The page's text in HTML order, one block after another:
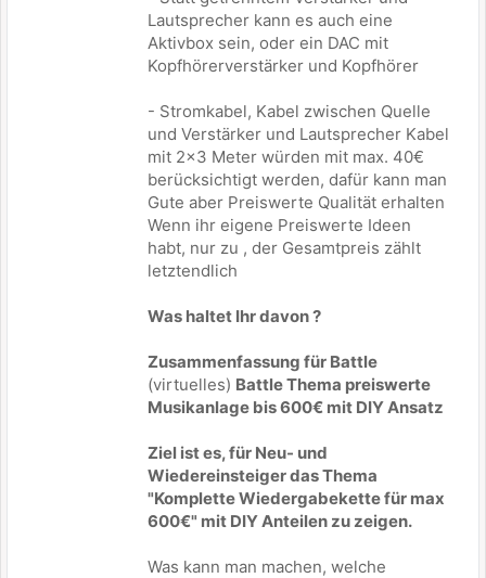
Lautsprecher kann es auch eine
Aktivbox sein, oder ein DAC mit
Kopfhörerverstärker und Kopfhörer
- Stromkabel, Kabel zwischen Quelle
und Verstärker und Lautsprecher Kabel
mit 2x3 Meter würden mit max. 40€
berücksichtigt werden, dafür kann man
Gute aber Preiswerte Qualität erhalten
Wenn ihr eigene Preiswerte Ideen
habt, nur zu , der Gesamtpreis zählt
letztendlich
Was haltet Ihr davon ?
Zusammenfassung für Battle
(virtuelles) Battle Thema preiswerte
Musikanlage bis 600€ mit DIY Ansatz
Ziel ist es, für Neu- und
Wiedereinsteiger das Thema
"Komplette Wiedergabekette für max
600€" mit DIY Anteilen zu zeigen.
Was kann man machen, welche